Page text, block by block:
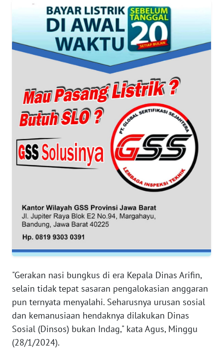
"Gerakan nasi bungkus di era Kepala Dinas Arifin,
selain tidak tepat sasaran pengalokasian anggaran
pun ternyata menyalahi. Seharusnya urusan sosial
dan kemanusiaan hendaknya dilakukan Dinas
Sosial (Dinsos) bukan Indag," kata Agus, Minggu
(28/1/2024).
SUMUT
JAKARTA
WN
JABAR
WN
BANTEN
WN
KEPRI
PAPUA
WN
PAPUA
BARAT
WN